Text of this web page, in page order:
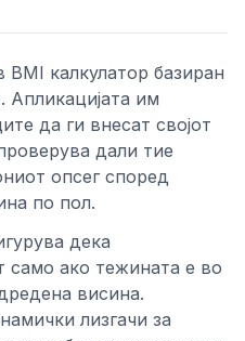
BMI калкулатор базиран
Апликацијата им
да ги внесат својот
дали тие
опсег според
по пол.
дека
само ако тежината е во
висина.
лизгачи за